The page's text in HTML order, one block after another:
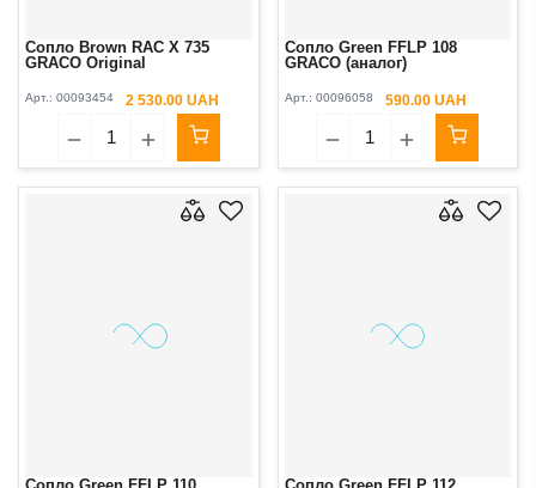
Сопло Brown RAC X 735
GRACO Original
Арт.: 00093454 2 530.00 UAH
Сопло Green FFLP 108
GRACO (аналог)
Арт.: 00096058 590.00 UAH